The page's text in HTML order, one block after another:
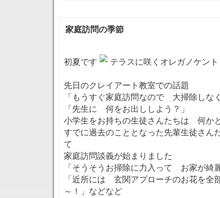
家庭訪問の季節
初夏です テラスに咲くオレガノケン
先日のクレイアート教室での話題
「もうすぐ家庭訪問なので 大掃除しな
「先生に 何をお出ししよう？」
小学生をお持ちの生徒さんたちは 何か
すでに過去のこととなった先輩生徒さん
て
家庭訪問談義が始まりました
「そうそうお掃除に力入って お家が綺
「近所には 玄関アプローチのお花を全
～！」などなど